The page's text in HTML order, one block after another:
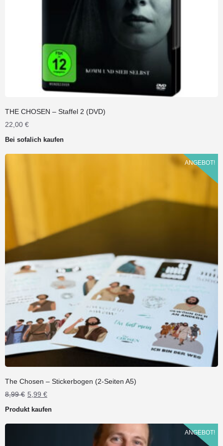
THE CHOSEN – Staffel 2 (DVD)
22,00 €
Bei sofalich kaufen
ANGEBOT!
The Chosen – Stickerbogen (2-Seiten A5)
8,99€ Ursprünglicher
war:
8,99 €
5,99 €Aktueller
ist:
5,99 €.
Produkt kaufen
ANGEBOT!